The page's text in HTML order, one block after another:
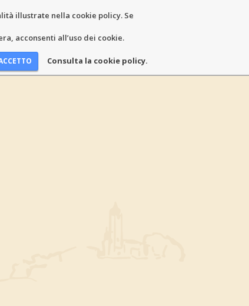
illustrate nella cookie policy. Se
acconsenti all’uso dei cookie.
Consulta la cookie policy.